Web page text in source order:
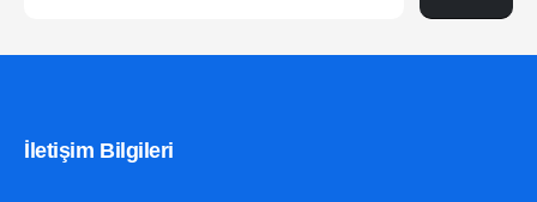
İletişim Bilgileri